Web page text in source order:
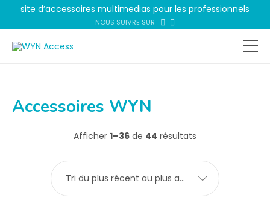
site d’accessoires multimedias pour les professionnels
NOUS SUIVRE SUR
Accessoires WYN
Afficher 1–36 de 44 résultats
Tri du plus récent au plus ancien